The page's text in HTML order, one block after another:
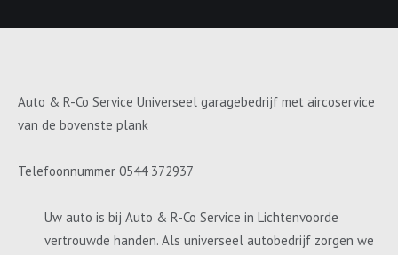
Auto & R-Co Service Universeel garagebedrijf met aircoservice
van de bovenste plank
Telefoonnummer 0544 372937
Uw auto is bij Auto & R-Co Service in Lichtenvoorde
vertrouwde handen. Als universeel autobedrijf zorgen we